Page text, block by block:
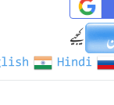
کیجیے
Hindi